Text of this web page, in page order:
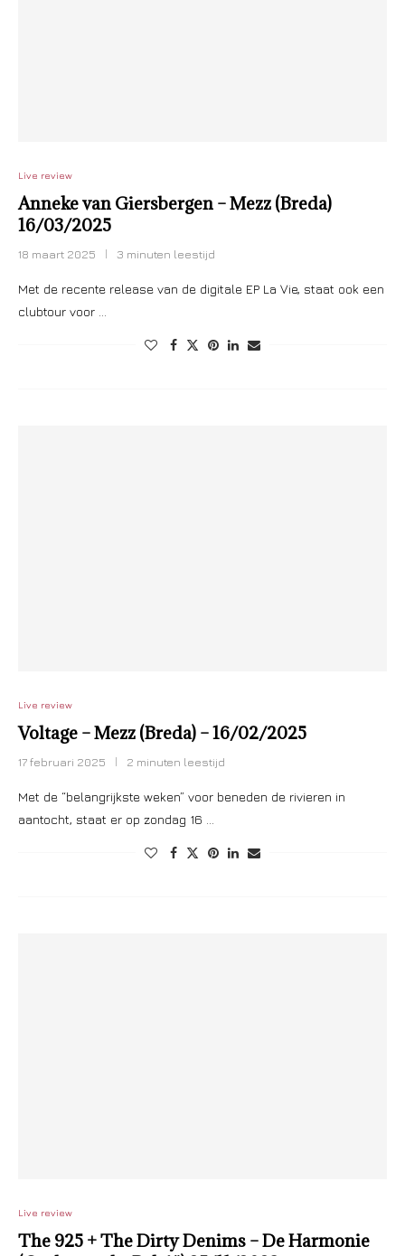
Live review
Anneke van Giersbergen – Mezz (Breda)
16/03/2025
18 maart 2025 3 minuten leestijd
Met de recente release van de digitale EP La Vie, staat ook een
clubtour voor …
Live review
Voltage – Mezz (Breda) – 16/02/2025
17 februari 2025 2 minuten leestijd
Met de “belangrijkste weken” voor beneden de rivieren in
aantocht, staat er op zondag 16 …
Live review
The 925 + The Dirty Denims – De Harmonie